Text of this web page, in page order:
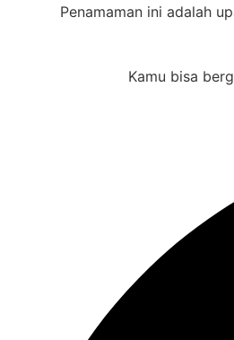
Penamaman ini adalah
Kamu bisa